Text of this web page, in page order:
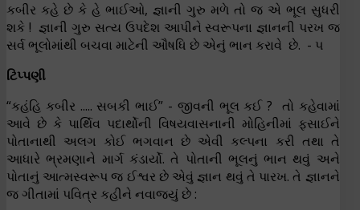
કબીર કહે છે કે હે ભાઈઓ, જ્ઞાની ગુરુ મળે તો જ એ ભૂલ સુધરી
શકે ! જ્ઞાની ગુરુ સત્ય ઉપદેશ આપીને સ્વરૂપના જ્ઞાનની પરખ જ
સર્વ ભૂલોમાંથી બચવા માટેની ઔષધિ છે એનું ભાન કરાવે છે. - ૫
ટિપ્પણી
“કહંહિ કબીર ..... સબકી ભાઈ” - જીવની ભૂલ કઈ ? તો કહેવામાં
આવે છે કે પાર્થિવ પદાર્થોની વિષયવાસનાની મોહિનીમાં ફસાઈને
પોતાનાથી અલગ કોઈ ભગવાન છે એવી કલ્પના કરી તથા તે
આધારે ભ્રમણાને માર્ગ કંડાર્યો. તે પોતાની ભૂલનું ભાન થવું અને
પોતાનું આત્મસ્વરૂપ જ ઈશ્વર છે એવું જ્ઞાન થવું તે પારખ. તે જ્ઞાનને
જ ગીતામાં પવિત્ર કહીને નવાજ્યું છે :